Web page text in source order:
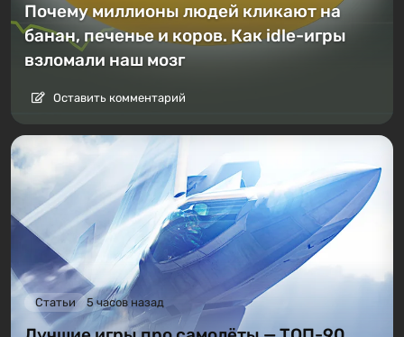
Почему миллионы людей кликают на
банан, печенье и коров. Как idle-игры
взломали наш мозг
Оставить комментарий
Статьи 5 часов назад